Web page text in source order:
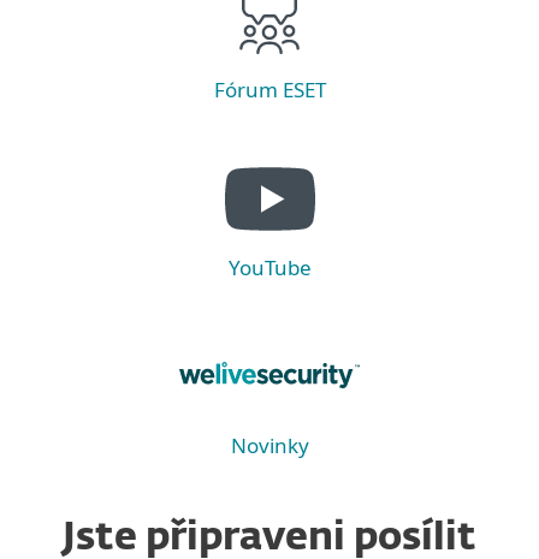
Fórum ESET
YouTube
Novinky
Jste připraveni posílit